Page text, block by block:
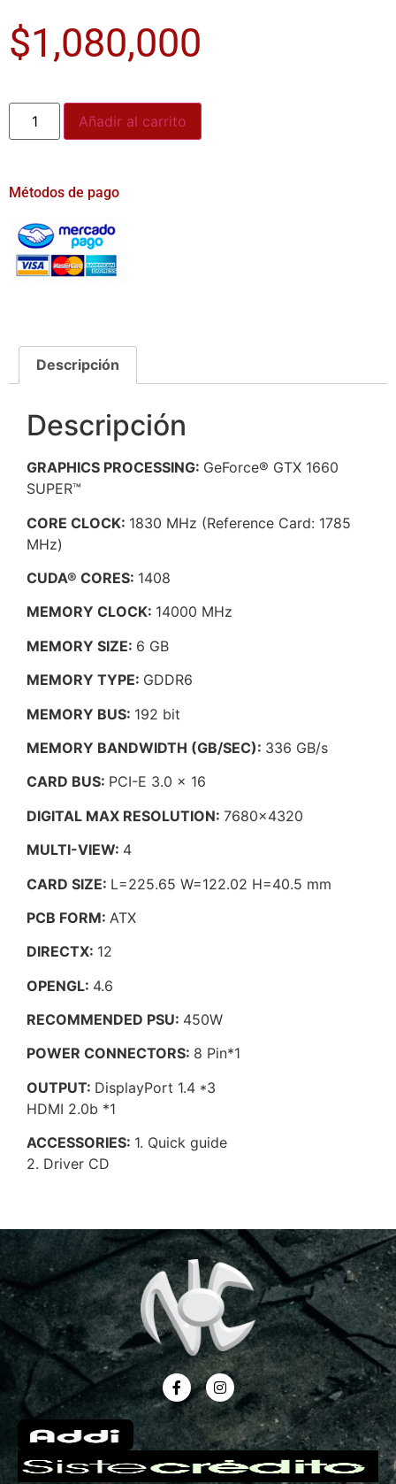
$1,080,000
Añadir al carrito
Métodos de pago
Descripción
Descripción
GRAPHICS PROCESSING: GeForce® GTX 1660
SUPER™
CORE CLOCK: 1830 MHz (Reference Card: 1785
MHz)
CUDA® CORES: 1408
MEMORY CLOCK: 14000 MHz
MEMORY SIZE: 6 GB
MEMORY TYPE: GDDR6
MEMORY BUS: 192 bit
MEMORY BANDWIDTH (GB/SEC): 336 GB/s
CARD BUS: PCI-E 3.0 x 16
DIGITAL MAX RESOLUTION: 7680×4320
MULTI-VIEW: 4
CARD SIZE: L=225.65 W=122.02 H=40.5 mm
PCB FORM: ATX
DIRECTX: 12
OPENGL: 4.6
RECOMMENDED PSU: 450W
POWER CONNECTORS: 8 Pin*1
OUTPUT: DisplayPort 1.4 *3
HDMI 2.0b *1
ACCESSORIES: 1. Quick guide
2. Driver CD